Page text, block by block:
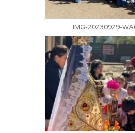
IMG-20230929-